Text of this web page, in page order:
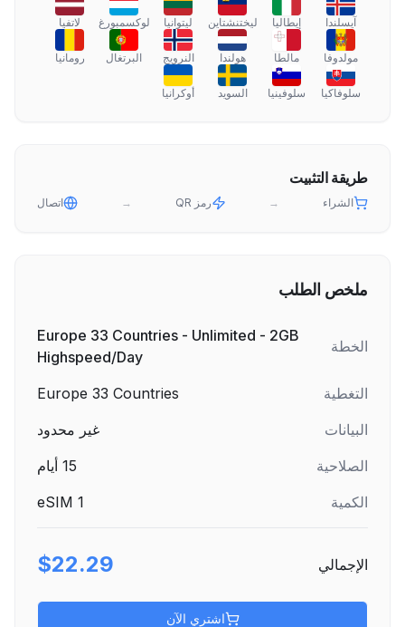
آيسلندا إيطاليا ليختنشتاين ليتوانيا لوكسمبورغ لاتفيا
مولدوفا مالطا هولندا النرويج البرتغال رومانيا
سلوفاكيا سلوفينيا السويد أوكرانيا
طريقة التثبيت
الشراء → رمز QR → اتصال
ملخص الطلب
الخطة
Europe 33 Countries - Unlimited - 2GB
Highspeed/Day
التغطية
Europe 33 Countries
البيانات
غير محدود
الصلاحية
15 أيام
الكمية
1
الإجمالي $22.29
اشتري الآن